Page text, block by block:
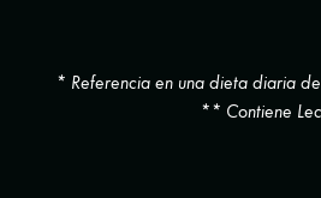
* Referencia en una dieta diaria
** Contiene